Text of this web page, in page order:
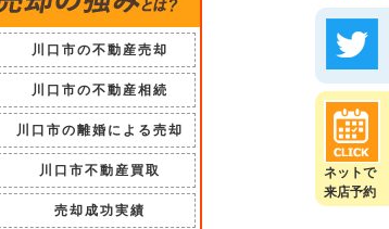
ネットで
来店予約
川口市の不動産売却
川口市の不動産相続
川口市の離婚による売却
川口市不動産買取
売却成功実績